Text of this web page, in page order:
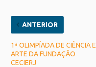
ANTERIOR
1ª OLIMPÍADA DE CIÊNCIA E
ARTE DA FUNDAÇÃO
CECIERJ